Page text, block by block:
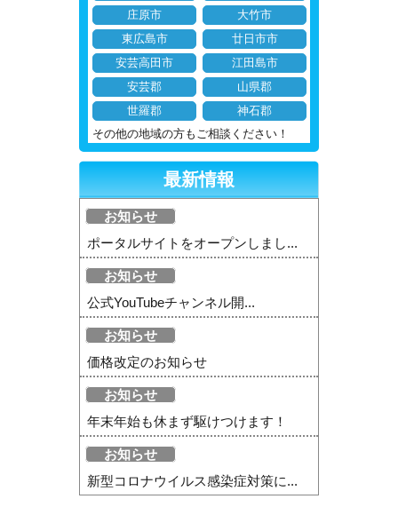
庄原市
大竹市
東広島市
廿日市市
安芸高田市
江田島市
安芸郡
山県郡
世羅郡
神石郡
その他の地域の方もご相談ください！
最新情報
お知らせ
ポータルサイトをオープンしまし...
お知らせ
公式YouTubeチャンネル開...
お知らせ
価格改定のお知らせ
お知らせ
年末年始も休まず駆けつけます！
お知らせ
新型コロナウイルス感染症対策に...